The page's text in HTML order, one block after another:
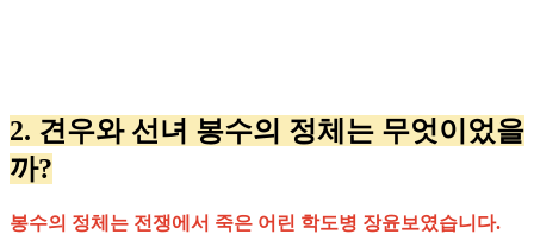
2. 견우와 선녀 봉수의 정체는 무엇이었을
까?
봉수의 정체는 전쟁에서 죽은 어린 학도병 장윤보였습니다.